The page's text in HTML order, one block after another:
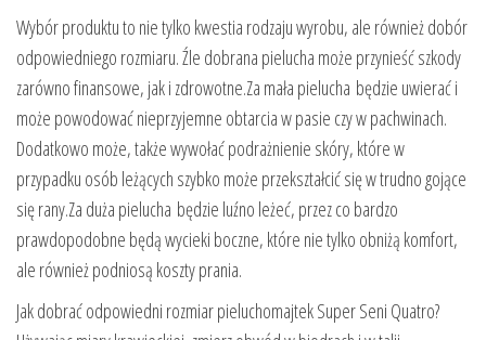
Wybór produktu to nie tylko kwestia rodzaju wyrobu, ale również dobór
odpowiedniego rozmiaru. Źle dobrana pielucha może przynieść szkody
zarówno finansowe, jak i zdrowotne.Za mała pielucha będzie uwierać i
może powodować nieprzyjemne obtarcia w pasie czy w pachwinach.
Dodatkowo może, także wywołać podrażnienie skóry, które w
przypadku osób leżących szybko może przekształcić się w trudno gojące
się rany.Za duża pielucha będzie luźno leżeć, przez co bardzo
prawdopodobne będą wycieki boczne, które nie tylko obniżą komfort,
ale również podniosą koszty prania.
Jak dobrać odpowiedni rozmiar pieluchomajtek Super Seni Quatro?